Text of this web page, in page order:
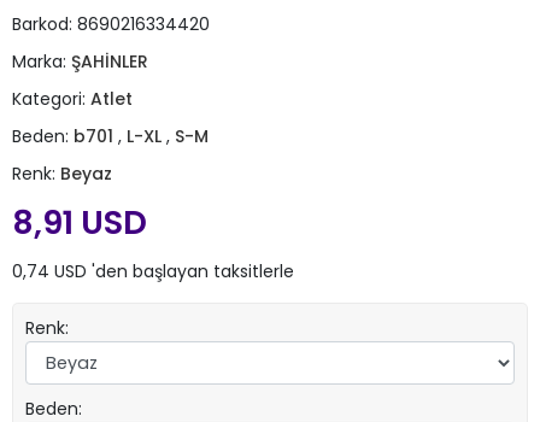
Barkod: 8690216334420
Marka: ŞAHİNLER
Kategori: Atlet
Beden: b701 , L-XL , S-M
Renk: Beyaz
8,91 USD
0,74 USD 'den başlayan taksitlerle
Renk:
Beden: